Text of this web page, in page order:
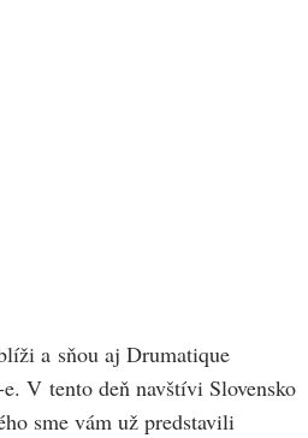
a sňou aj Drumatique
V tento deň navštívi Slovensko
sme vám už predstavili